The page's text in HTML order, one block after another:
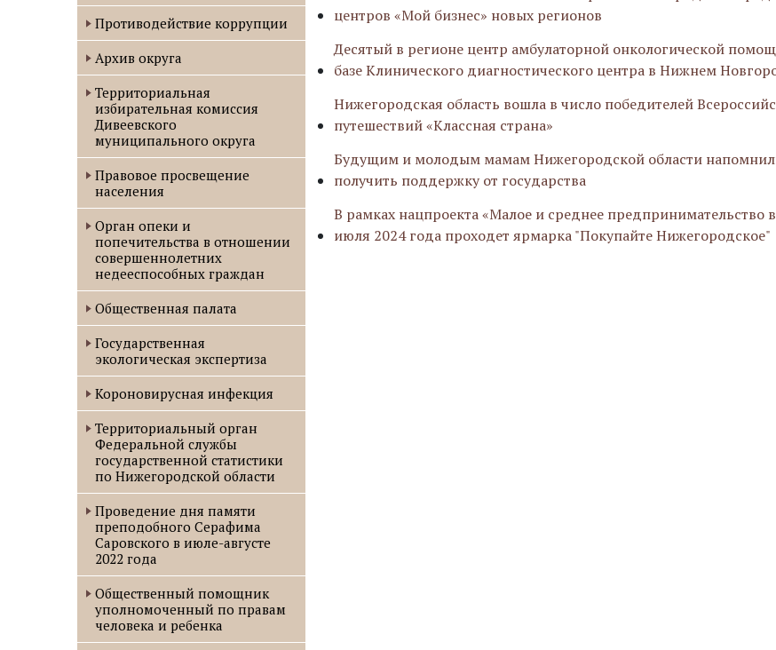
Противодействие коррупции
Архив округа
Территориальная
избирательная комиссия
Дивеевского
муниципального округа
Правовое просвещение
населения
Орган опеки и
попечительства в отношении
совершеннолетних
недееспособных граждан
Общественная палата
Государственная
экологическая экспертиза
Короновирусная инфекция
Территориальный орган
Федеральной службы
государственной статистики
по Нижегородской области
Проведение дня памяти
преподобного Серафима
Саровского в июле-августе
2022 года
Oбщественный помощник
уполномоченный по правам
человека и ребенка
центров «Мой бизнес» новых регионов
Десятый в регионе центр амбулаторной онкологической
базе Клинического диагностического центра в Нижнем
Нижегородская область вошла в число победителей
путешествий «Классная страна»
Будущим и молодым мамам Нижегородской области
получить поддержку от государства
В рамках нацпроекта «Малое и среднее предпринимательство
июля 2024 года проходет ярмарка "Покупайте Нижегородское"